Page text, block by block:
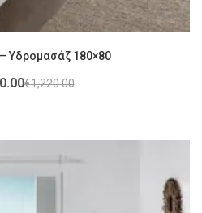
Υδρομασάζ 180×80
€1,220.00